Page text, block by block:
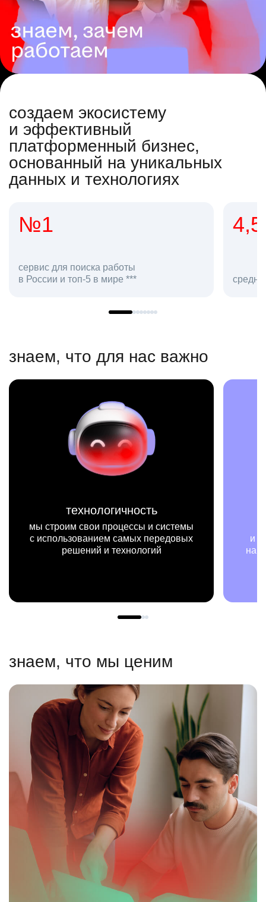
создаем экосистему
и эффективный
платформенный бизнес,
основанный на уникальных
данных и технологиях
4,5
средняя оценка hh.ru как работодателя **
в
знаем, что для нас важно
миссия
мы на конкретных цифрах
и примерах видим, как результаты
нашей работы меняют жизни людей
знаем, что мы ценим